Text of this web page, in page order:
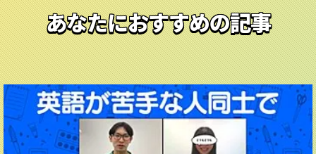
あなたにおすすめの記事